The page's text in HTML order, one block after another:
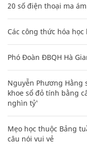
20 số điện thoại ma
Các công thức hóa
Phó Đoàn ĐBQH Hà
Nguyễn Phương
khoe sổ đỏ tính bằng
nghìn tỷ'
Mẹo học thuộc Bảng
câu nói vui vẻ